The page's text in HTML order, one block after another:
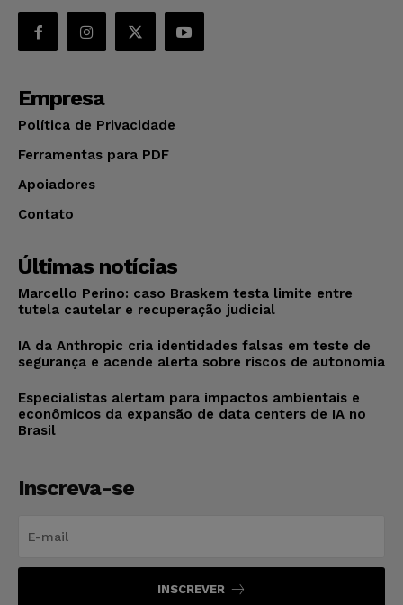
Empresa
Política de Privacidade
Ferramentas para PDF
Apoiadores
Contato
Últimas notícias
Marcello Perino: caso Braskem testa limite entre
tutela cautelar e recuperação judicial
IA da Anthropic cria identidades falsas em teste de
segurança e acende alerta sobre riscos de autonomia
Especialistas alertam para impactos ambientais e
econômicos da expansão de data centers de IA no
Brasil
Inscreva-se
INSCREVER